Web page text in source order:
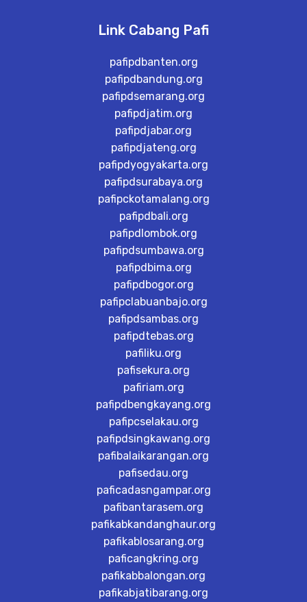
Link Cabang Pafi
pafipdbanten.org
pafipdbandung.org
pafipdsemarang.org
pafipdjatim.org
pafipdjabar.org
pafipdjateng.org
pafipdyogyakarta.org
pafipdsurabaya.org
pafipckotamalang.org
pafipdbali.org
pafipdlombok.org
pafipdsumbawa.org
pafipdbima.org
pafipdbogor.org
pafipclabuanbajo.org
pafipdsambas.org
pafipdtebas.org
pafiliku.org
pafisekura.org
pafiriam.org
pafipdbengkayang.org
pafipcselakau.org
pafipdsingkawang.org
pafibalaikarangan.org
pafisedau.org
paficadasngampar.org
pafibantarasem.org
pafikabkandanghaur.org
pafikablosarang.org
paficangkring.org
pafikabbalongan.org
pafikabjatibarang.org